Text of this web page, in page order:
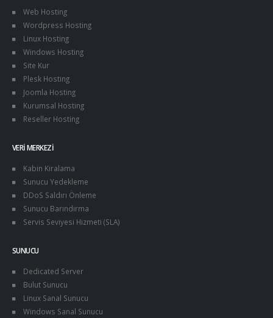
Web Hosting
Wordpress Hosting
Linux Hosting
Windows Hosting
Site Kur
Plesk Hosting
Joomla Hosting
Kurumsal Hosting
Reseller Hosting
VERI MERKEZI
Kabin Kiralama
Sunucu Yedekleme
DDoS Saldırı Önleme
Sunucu Barındırma
Servis Seviyesi Hizmeti (SLA)
SUNUCU
Dedicated Server
Bulut Sunucu
Linux Sanal Sunucu
Windows Sanal Sunucu